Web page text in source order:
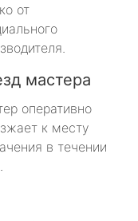
от
мастера
оперативно
к месту
в течении